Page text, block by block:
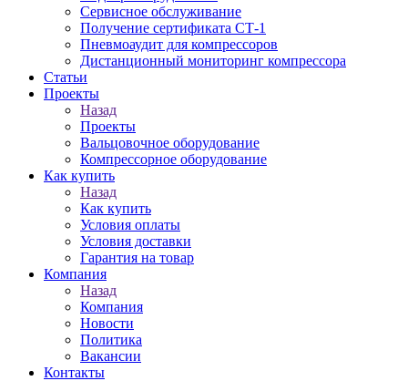
Сервисное обслуживание
Получение сертификата СТ-1
Пневмоаудит для компрессоров
Дистанционный мониторинг компрессора
Статьи
Проекты
Назад
Проекты
Вальцовочное оборудование
Компрессорное оборудование
Как купить
Назад
Как купить
Условия оплаты
Условия доставки
Гарантия на товар
Компания
Назад
Компания
Новости
Политика
Вакансии
Контакты